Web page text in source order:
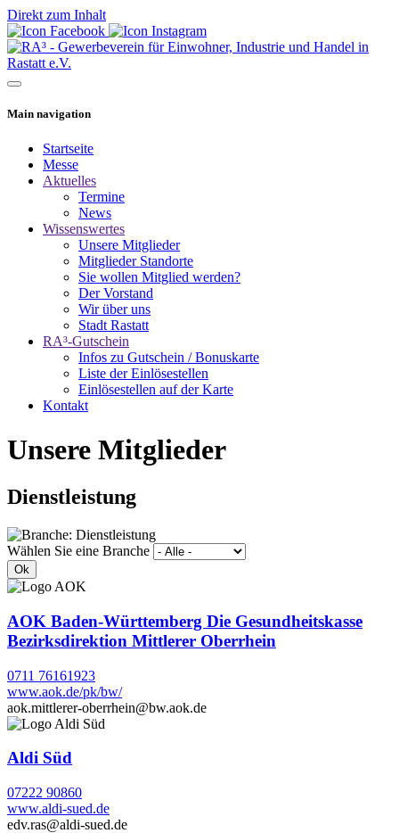
Direkt zum Inhalt
Main navigation
Startseite
Messe
Aktuelles
Termine
News
Wissenswertes
Unsere Mitglieder
Mitglieder Standorte
Sie wollen Mitglied werden?
Der Vorstand
Wir über uns
Stadt Rastatt
RA³-Gutschein
Infos zu Gutschein / Bonuskarte
Liste der Einlösestellen
Einlösestellen auf der Karte
Kontakt
Unsere Mitglieder
Dienstleistung
Wählen Sie eine Branche
AOK Baden-Württemberg Die Gesundheitskasse
Bezirksdirektion Mittlerer Oberrhein
0711 76161923
www.aok.de/pk/bw/
aok.mittlerer-oberrhein@bw.aok.de
Aldi Süd
07222 90860
www.aldi-sued.de
edv.ras@aldi-sued.de